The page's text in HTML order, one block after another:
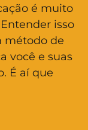
é muito
isso
método de
você e suas
É aí que